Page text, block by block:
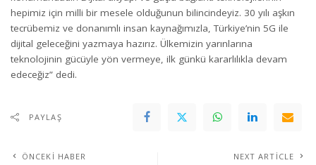
hepimiz için milli bir mesele olduğunun bilincindeyiz. 30 yılı aşkın
tecrübemiz ve donanımlı insan kaynağımızla, Türkiye’nin 5G ile
dijital geleceğini yazmaya hazırız. Ülkemizin yarınlarına
teknolojinin gücüyle yön vermeye, ilk günkü kararlılıkla devam
edeceğiz” dedi.
PAYLAŞ
ÖNCEKI HABER NEXT ARTICLE